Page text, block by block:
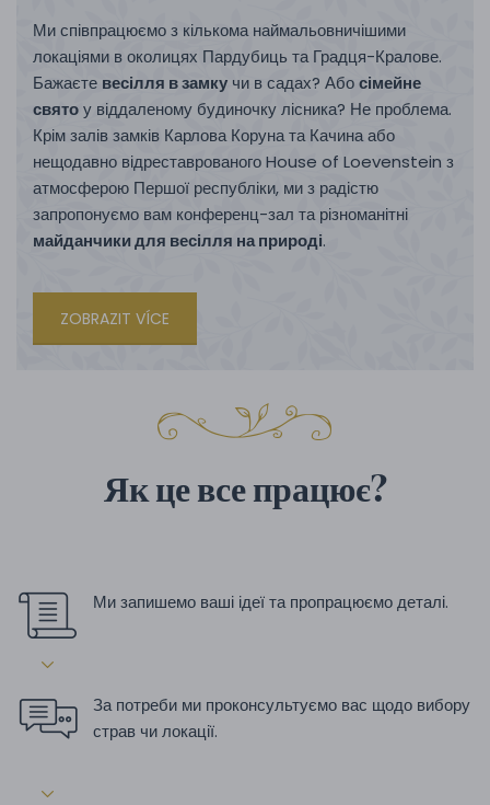
Ми співпрацюємо з кількома наймальовничішими
локаціями в околицях Пардубиць та Градця-Кралове.
Бажаєте весілля в замку чи в садах? Абосімейне
святоу віддаленому будиночку лісника? Не проблема.
Крім залів замків Карлова Коруна та Качина або
нещодавно відреставрованого House of Loevenstein з
атмосферою Першої республіки, ми з радістю
запропонуємо вам конференц-зал та різноманітні
майданчики для весілля на природі.
ZOBRAZIT VÍCE
Як це все працює?
Ми запишемо ваші ідеї та пропрацюємо деталі.
За потреби ми проконсультуємо вас щодо вибору
страв чи локації.